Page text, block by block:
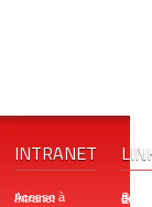
INTRANET
Acesso à Intranet
Secretaria